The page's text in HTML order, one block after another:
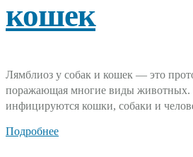
кошек
Лямблиоз у собак и кошек — это
поражающая многие виды животных.
инфицируются кошки, собаки и
Подробнее